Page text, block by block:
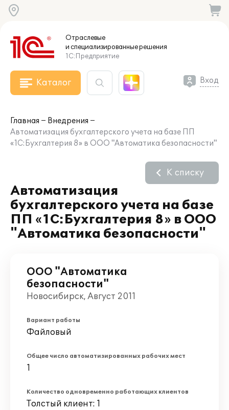
Отраслевые
и специализированныерешения
1С:Предприятие
Каталог Вход
Главная
Внедрения
Автоматизация бухгалтерского учета на базе ПП
«1С:Бухгалтерия 8» в ООО "Автоматика безопасности"
Автоматизация
бухгалтерского учета на базе
ПП «1С:Бухгалтерия 8» в ООО
"Автоматика безопасности"
К списку
ООО "Автоматика
безопасности"
Новосибирск, Август 2011
Вариант работы
Файловый
Общее число автоматизированных рабочих мест
1
Количество одновременно работающих клиентов
Толстый клиент: 1